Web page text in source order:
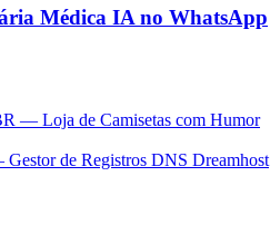
Médica IA no WhatsApp
— Loja de Camisetas com Humor
de Registros DNS Dreamhost